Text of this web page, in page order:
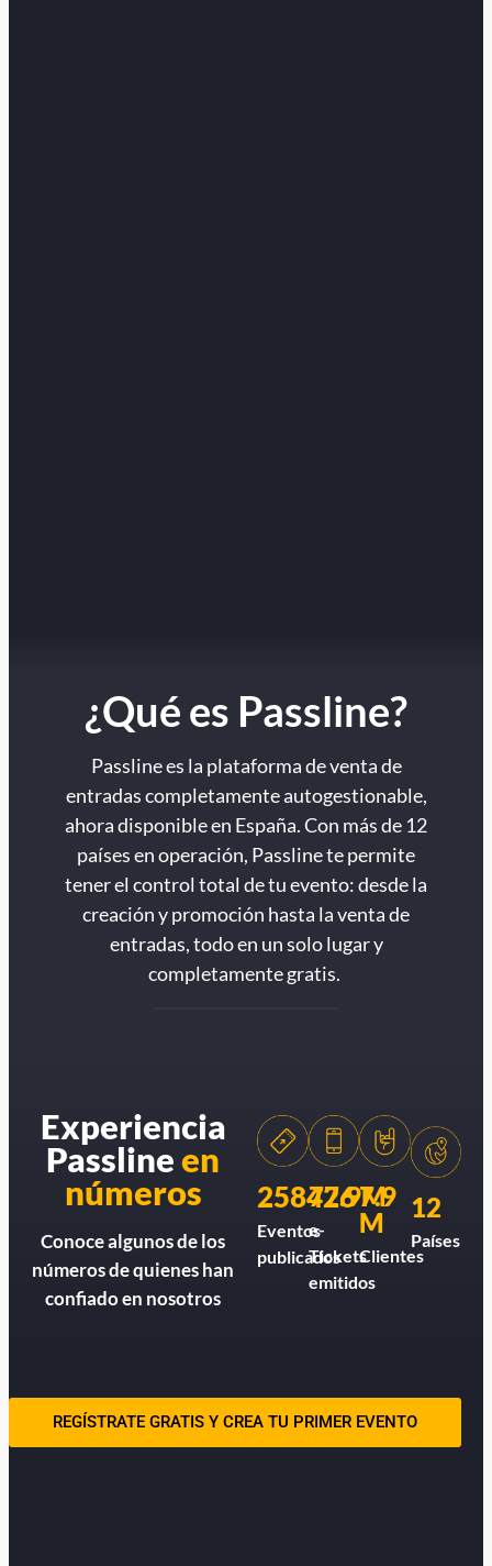
¿Qué es Passline?
Passline es la plataforma de venta de
entradas completamente autogestionable,
ahora disponible en España. Con más de 12
países en operación, Passline te permite
tener el control total de tu evento: desde la
creación y promoción hasta la venta de
entradas, todo en un solo lugar y
completamente gratis.
Experiencia
Passlineen
números
Conoce algunos de los
números de quienes han
confiado en nosotros
258426
Eventos
publicados
77.9M
e-
Tickets
emitidos
7.9
M
Clientes
12
Países
REGÍSTRATE GRATIS Y CREA TU PRIMER EVENTO